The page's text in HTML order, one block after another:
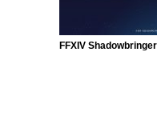
FFXIV